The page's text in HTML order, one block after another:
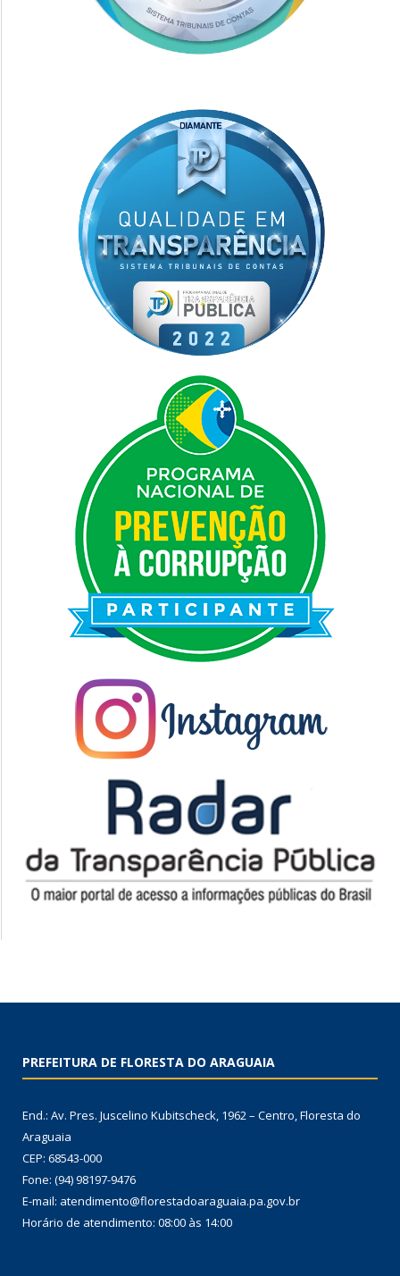
PREFEITURA DE FLORESTA DO ARAGUAIA
End.: Av. Pres. Juscelino Kubitscheck, 1962 – Centro, Floresta do
Araguaia
CEP: 68543-000
Fone: (94) 98197-9476
E-mail: atendimento@florestadoaraguaia.pa.gov.br
Horário de atendimento: 08:00 às 14:00